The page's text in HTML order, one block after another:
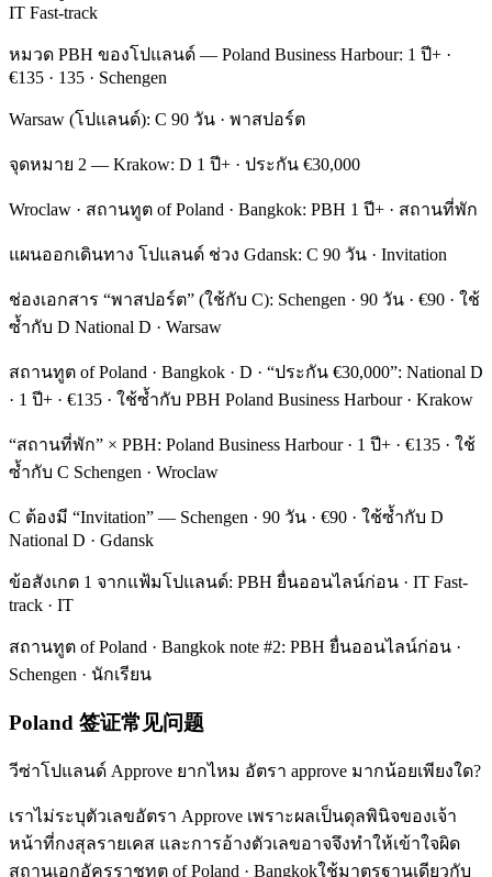
IT Fast-track
หมวด PBH ของโปแลนด์ — Poland Business Harbour: 1 ปี+ ·
€135 · 135 · Schengen
Warsaw (โปแลนด์): C 90 วัน · พาสปอร์ต
จุดหมาย 2 — Krakow: D 1 ปี+ · ประกัน €30,000
Wroclaw · สถานทูต of Poland · Bangkok: PBH 1 ปี+ · สถานที่พัก
แผนออกเดินทาง โปแลนด์ ช่วง Gdansk: C 90 วัน · Invitation
ช่องเอกสาร “พาสปอร์ต” (ใช้กับ C): Schengen · 90 วัน · €90 · ใช้
ซ้ำกับ D National D · Warsaw
สถานทูต of Poland · Bangkok · D · “ประกัน €30,000”: National D
· 1 ปี+ · €135 · ใช้ซ้ำกับ PBH Poland Business Harbour · Krakow
“สถานที่พัก” × PBH: Poland Business Harbour · 1 ปี+ · €135 · ใช้
ซ้ำกับ C Schengen · Wroclaw
C ต้องมี “Invitation” — Schengen · 90 วัน · €90 · ใช้ซ้ำกับ D
National D · Gdansk
ข้อสังเกต 1 จากแฟ้มโปแลนด์: PBH ยื่นออนไลน์ก่อน · IT Fast-
track · IT
สถานทูต of Poland · Bangkok note #2: PBH ยื่นออนไลน์ก่อน ·
Schengen · นักเรียน
Poland 签证常见问题
วีซ่าโปแลนด์ Approve ยากไหม อัตรา approve มากน้อยเพียงใด?
เราไม่ระบุตัวเลขอัตรา Approve เพราะผลเป็นดุลพินิจของเจ้า
หน้าที่กงสุลรายเคส และการอ้างตัวเลขอาจจึงทำให้เข้าใจผิด
สถานเอกอัครราชทูต of Poland · Bangkokใช้มาตรฐานเดียวกับ